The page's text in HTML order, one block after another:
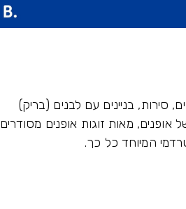
בניינים עם לבנים (בריק)
מאות זוגות אופנים מסודרים
המיוחד כל כך.